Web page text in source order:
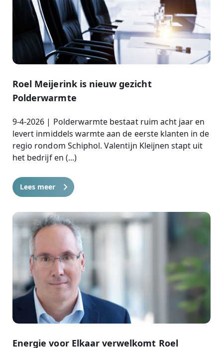
Roel Meijerink is nieuw gezicht
Polderwarmte
9-4-2026 | Polderwarmte bestaat ruim acht jaar en
levert inmiddels warmte aan de eerste klanten in de
regio rondom Schiphol. Valentijn Kleijnen stapt uit
het bedrijf en (...)
Lees meer
Energie voor Elkaar verwelkomt Roel